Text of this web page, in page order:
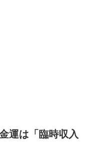
運は「臨時収入